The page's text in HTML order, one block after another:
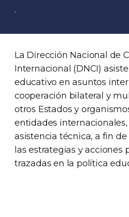
.
La Dirección Nacional de
Internacional (DNCI)
educativo en asuntos
cooperación bilateral y
otros Estados y
entidades
asistencia técnica, a fin
las estrategias y acciones
trazadas en la política